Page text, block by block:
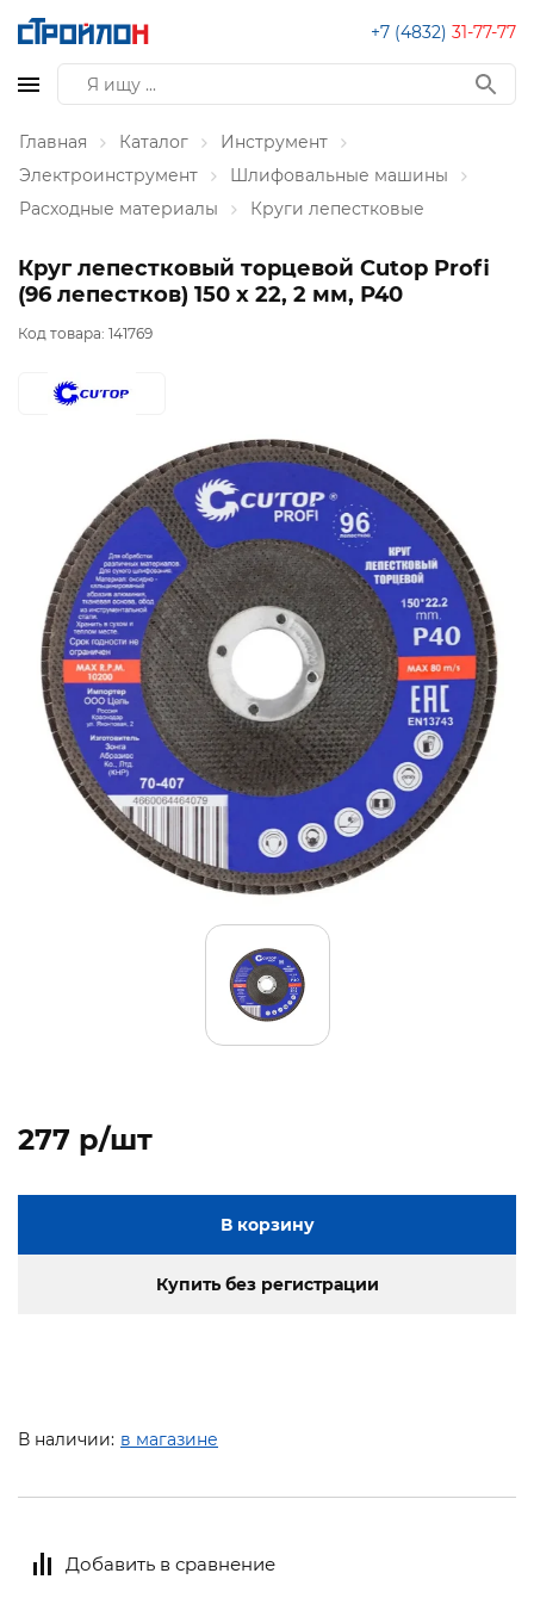
+7 (4832) 31-77-77
Главная Каталог
Инструмент
Электроинструмент
Шлифовальные машины
Расходные материалы
Круги лепестковые
Круг лепестковый торцевой Cutop Profi
(96 лепестков) 150 х 22, 2 мм, Р40
Код товара: 141769
277 p/шт
В корзину
Купить без регистрации
В наличии: в магазине
Добавить в сравнение